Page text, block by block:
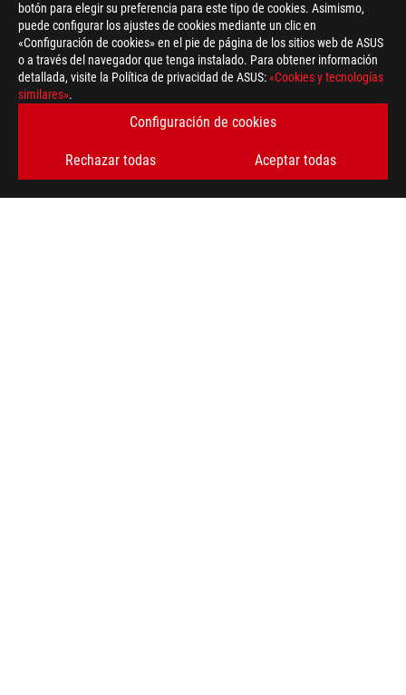
botón para elegir su preferencia para este tipo de cookies. Asimismo,
puede configurar los ajustes de cookies mediante un clic en
«Configuración de cookies» en el pie de página de los sitios web de ASUS
o a través del navegador que tenga instalado. Para obtener información
detallada, visite la Política de privacidad de ASUS:«Cookies y tecnologías
similares».
Configuración de cookies
Rechazar todas Aceptar todas
Disclaimer
Power Supply units
Todas las especificaciones pueden verse sujetas a cambios
Los productos pueden no estar disponibles en todos los
Las especificaciones y características varían en función del
páginas de especificaciones para conocer todos los detalles.
El color del PCB y las versiones del software incluido pueden
La marca y los nombres de los productos mencionados son
variar en aplicaciones del día a día.
La velocidad de transferencia de USB 3.0, 3.1, 3.2, y/o Tipo-
procesamiento del dispositivo huésped, los atributos del